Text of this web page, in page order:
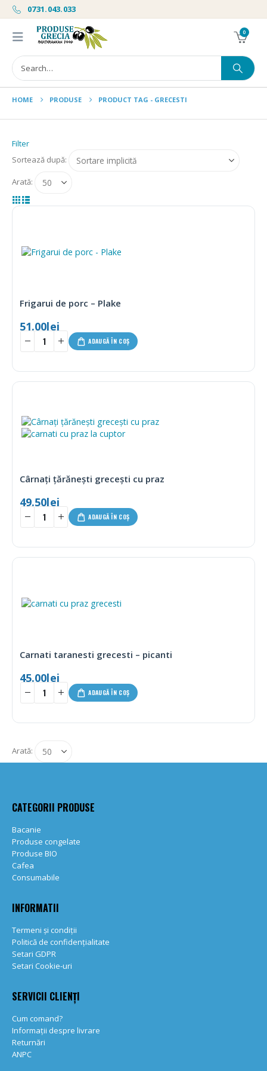
0731.043.033
0
HOME PRODUSE PRODUCT TAG - GRECESTI
Filter
Sortează după:
Arată:
Frigarui de porc – Plake
51.00lei
ADAUGĂ ÎN COȘ
Cârnați țărănești grecești cu praz
49.50lei
ADAUGĂ ÎN COȘ
Carnati taranesti grecesti – picanti
45.00lei
ADAUGĂ ÎN COȘ
Arată:
CATEGORII PRODUSE
Bacanie
Produse congelate
Produse BIO
Cafea
Consumabile
INFORMATII
Termeni și condiții
Politică de confidențialitate
Setari GDPR
Setari Cookie-uri
SERVICII CLIENȚI
Cum comand?
Informații despre livrare
Returnări
ANPC